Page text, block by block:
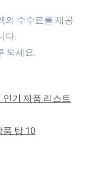
의 수수료를 제공
다.
되세요.
기 제품 리스트
탑 10